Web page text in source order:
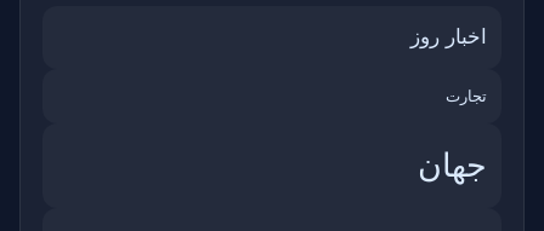
اخبار روز
تجارت
جهان